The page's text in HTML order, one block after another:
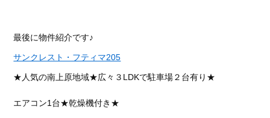
最後に物件紹介です♪
サンクレスト・フティマ205
★人気の南上原地域★広々３LDKで駐車場２台有り★
エアコン1台★乾燥機付き★